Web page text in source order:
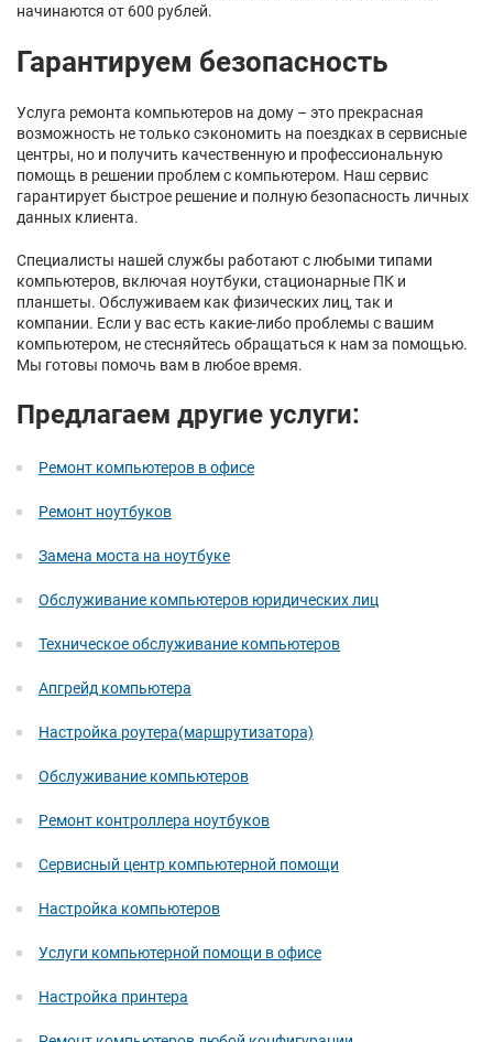
начинаются от 600 рублей.
Гарантируем безопасность
Услуга ремонта компьютеров на дому – это прекрасная
возможность не только сэкономить на поездках в сервисные
центры, но и получить качественную и профессиональную
помощь в решении проблем с компьютером. Наш сервис
гарантирует быстрое решение и полную безопасность личных
данных клиента.
Специалисты нашей службы работают с любыми типами
компьютеров, включая ноутбуки, стационарные ПК и
планшеты. Обслуживаем как физических лиц, так и
компании. Если у вас есть какие-либо проблемы с вашим
компьютером, не стесняйтесь обращаться к нам за помощью.
Мы готовы помочь вам в любое время.
Предлагаем другие услуги:
Ремонт компьютеров в офисе
Ремонт ноутбуков
Замена моста на ноутбуке
Обслуживание компьютеров юридических лиц
Техническое обслуживание компьютеров
Апгрейд компьютера
Настройка роутера(маршрутизатора)
Обслуживание компьютеров
Ремонт контроллера ноутбуков
Сервисный центр компьютерной помощи
Настройка компьютеров
Услуги компьютерной помощи в офисе
Настройка принтера